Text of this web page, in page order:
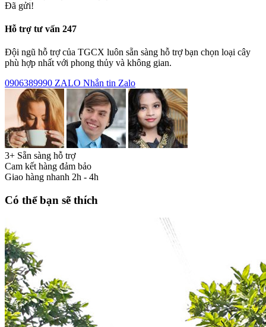
Đã gửi!
Hỗ trợ tư vấn 247
Đội ngũ hỗ trợ của TGCX luôn sẵn sàng hỗ trợ bạn chọn loại cây
phù hợp nhất với phong thủy và không gian.
0906389990 ZALO Nhắn tin Zalo
3+ Sẵn sàng hỗ trợ
Cam kết hàng đảm bảo
Giao hàng nhanh 2h - 4h
Có thể bạn sẽ thích